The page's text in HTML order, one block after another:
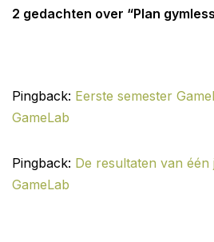
2 gedachten over “Plan
Pingback: Eerste semester
GameLab
Pingback: De resultaten van één
GameLab